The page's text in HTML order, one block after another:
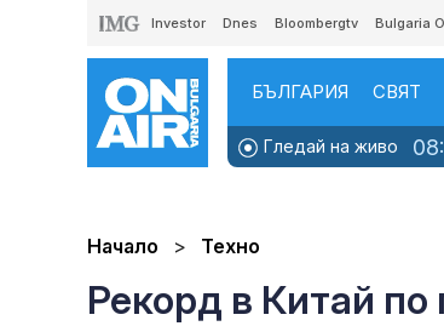
Investor Dnes Bloombergtv Bulgaria
БЪЛГАРИЯ СВЯТ
Гледай на живо
Начало Техно
Рекорд в Китай